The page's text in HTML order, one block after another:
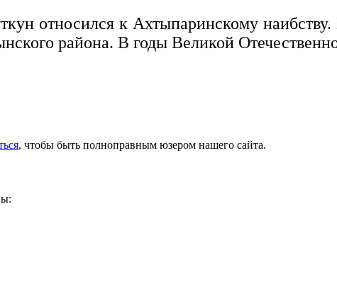
относился к Ахтыпаринскому
района. В годы Великой
, чтобы быть полноправным юзером нашего сайта.